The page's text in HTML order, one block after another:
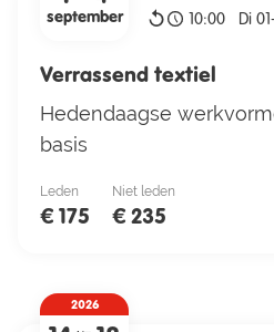
september 10:00 Di
Verrassend textiel
Hedendaagse
basis
Leden
€ 175
Niet leden
€ 235
2026